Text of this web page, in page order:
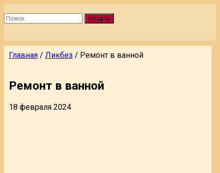
Искать
Главная / Ликбез / Ремонт в ванной
Ремонт в ванной
18 февраля 2024